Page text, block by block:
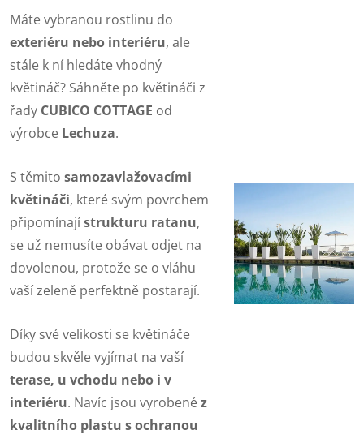
Máte vybranou rostlinu do
exteriéru nebo interiéru, ale
stále k ní hledáte vhodný
květináč? Sáhněte po květináči z
řady CUBICO COTTAGE od
výrobce Lechuza.
S těmito samozavlažovacími
květináči, které svým povrchem
připomínajístrukturu ratanu,
se už nemusíte obávat odjet na
dovolenou, protože se o vláhu
vaší zeleně perfektně postarají.
Díky své velikosti se květináče
budou skvěle vyjímat na vaší
terase, u vchodu nebo i v
interiéru. Navíc jsou vyrobenéz
kvalitního plastu s ochranou